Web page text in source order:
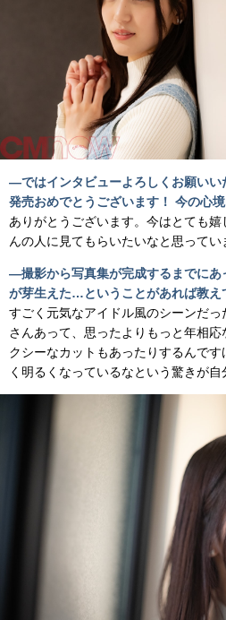
―ではインタビューよろしくお願いい
発売おめでとうございます！ 今の心境
ありがとうございます。今はとても
んの人に見てもらいたいなと思ってい
―撮影から写真集が完成するまでにあ
が芽生えた…ということがあれば教え
すごく元気なアイドル風のシーンだっ
さんあって、思ったよりもっと年相
クシーなカットもあったりするんで
く明るくなっているなという驚きが自